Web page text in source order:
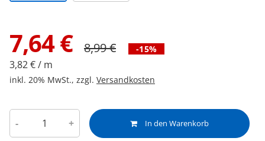
7,64€ 8,99€ -15%
3,82 € / m
inkl. 20% MwSt., zzgl. Versandkosten
- + In den Warenkorb